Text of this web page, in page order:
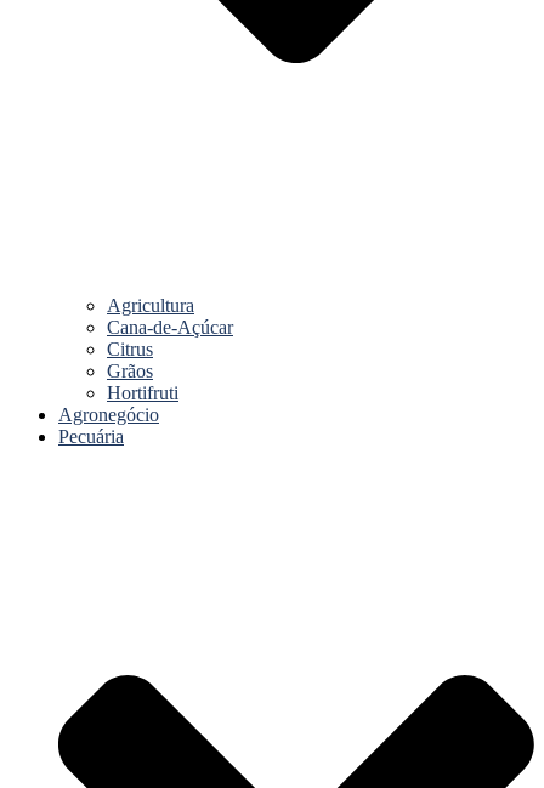
Agricultura
Cana-de-Açúcar
Citrus
Grãos
Hortifruti
Agronegócio
Pecuária